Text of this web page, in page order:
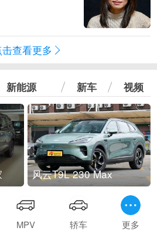
击查看更多
新能源 新车 视频
风云T9L 230 Max
MPV 轿车 更多